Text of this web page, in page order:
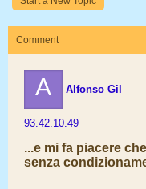
Comment
A Alfonso Gil
93.42.10.49
...e mi fa piacere
senza